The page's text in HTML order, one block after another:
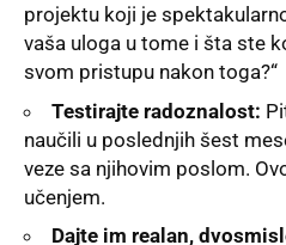
projektu koji je
vaša uloga u tome i šta ste
svom pristupu nakon toga?“
Testirajte radoznalost:
naučili u poslednjih šest
veze sa njihovim poslom.
učenjem.
Dajte im realan,